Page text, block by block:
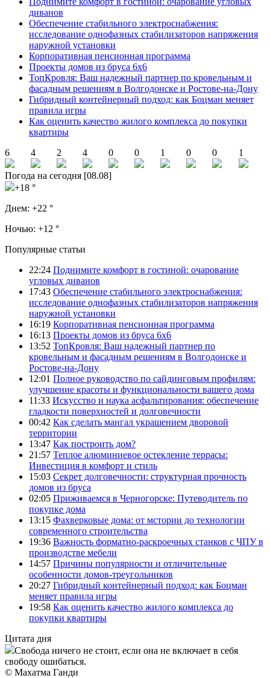
диванов
Обеспечение стабильного электроснабжения:
исследование однофазных стабилизаторов напряжения
наружной установки
Корпоративная пенсионная программа
Проекты домов из бруса 6х6
ТопКровля: Ваш надежный партнер по кровельным и
фасадным решениям в Волгодонске и Ростове-на-Дону
Гибридный контейнерный подход: как Боцман меняет
правила игры
Как оценить качество жилого комплекса до покупки
квартиры
6
4 2 4 0 0 1 0 0 1
Погода на сегодня [08.08]
+18 °
Днем: +22 °
Ночью: +12 °
Популярные статьи
22:24 Поднимите комфорт в гостиной: очарование
угловых диванов
17:43 Обеспечение стабильного электроснабжения:
исследование однофазных стабилизаторов напряжения
наружной установки
16:19 Корпоративная пенсионная программа
16:13 Проекты домов из бруса 6х6
13:52 ТопКровля: Ваш надежный партнер по
кровельным и фасадным решениям в Волгодонске и
Ростове-на-Дону
12:01 Полное руководство по сайдинговым профилям:
улучшение красоты и функциональности вашего дома
11:33 Искусство и наука асфальтирования: обеспечение
гладкости поверхностей и долговечности
00:42 Как сделать мангал украшением дворовой
территории
13:47 Как построить дом?
21:57 Теплое алюминиевое остекление террасы:
Инвестиция в комфорт и стиль
15:03 Секрет долговечности: структурная прочность
домов из бруса
02:05 Приживаемся в Черногорске: Путеводитель по
покупке дома
13:15 Фахверковые дома: от мстории до технологии
современного строительства
19:36 Важность форматно-раскроечных станков с ЧПУ в
производстве мебели
14:57 Причины популярности и отличительные
особенности домов-треугольников
20:27 Гибридный контейнерный подход: как Боцман
меняет правила игры
19:58 Как оценить качество жилого комплекса до
покупки квартиры
Цитата дня
Свобода ничего не стоит, если она не включает в себя
свободу ошибаться.
© Махатма Ганди